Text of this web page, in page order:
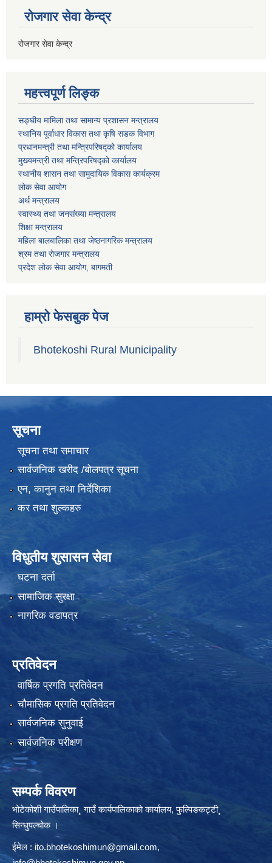
रोजगार सेवा केन्द्र
रोजगार सेवा केन्द्र
महत्त्वपूर्ण लिङ्क
सङ्घीय मामिला तथा सामान्य प्रशासन मन्त्रालय
स्थानिय पूर्वाधार विकास तथा कृषि सडक विभाग
प्रधानमन्त्री तथा मन्त्रिपरिषद्को कार्यालय
मुख्यमन्त्री तथा मन्त्रिपरिषद्को कार्यालय
स्थानीय शासन तथा सामुदायिक विकास कार्यक्रम
लोक सेवा आयोग
अर्थ मन्त्रालय
स्वास्थ्य तथा जनस‌ंख्या मन्त्रालय
शिक्षा मन्त्रालय
महिला बालबालिका तथा जेष्ठनागरिक मन्त्रालय
श्रम तथा राेजगार मन्त्रालय
प्रदेश लोक सेवा आयाेग, बागमती
हाम्रो फेसबुक पेज
Bhotekoshi Rural Municipality
सूचना
सूचना तथा समाचार
सार्वजनिक खरीद /बोलपत्र सूचना
एन, कानुन तथा निर्देशिका
कर तथा शुल्कहरु
विधुतीय शुसासन सेवा
घटना दर्ता
सामाजिक सुरक्षा
नागरिक वडापत्र
प्रतिवेदन
वार्षिक प्रगति प्रतिवेदन
चौमासिक प्रगति प्रतिवेदन
सार्वजनिक सुनुवाई
सार्वजनिक परीक्षण
सम्पर्क विवरण
भोटेकोशी गाउँपालिका¸ गाउँ कार्यपालिकाकाे कार्यालय, फुल्पिङकट्टी¸
सिन्धुपल्चोक ।
ईमेल : ito.bhotekoshimun@gmail.com,